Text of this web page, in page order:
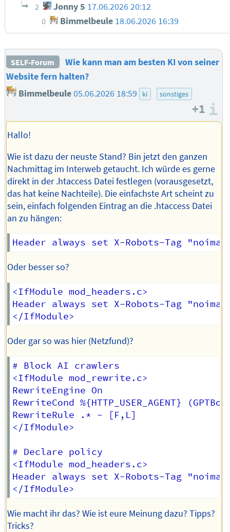
2 Jonny 5 17.06.2026 20:12
0 Bimmelbeule 18.06.2026 16:39
SELF-Forum
Wie kann man am besten KI von seiner
Website fern halten?
Bimmelbeule 05.06.2026 18:59 ki sonstiges
+1
Hallo!
Wie ist dazu der neuste Stand? Bin jetzt den ganzen
Nachmittag im Interweb getaucht. Ich würde es gerne
direkt in der .htaccess Datei festlegen (vorausgesetzt,
das hat keine Nachteile). Die einfachste Art scheint zu
sein, einfach folgenden Eintrag an die .htaccess Datei
an zu hängen:
Oder besser so?
<IfModule mod_headers.c>
Header always set X-Robots-Tag
Oder gar so was hier (Netzfund)?
# Block AI crawlers
<IfModule mod_rewrite.c>
RewriteEngine On
RewriteCond %{HTTP_USER_AGENT}
RewriteRule .* - [F,L]
</IfModule>
# Declare policy
<IfModule mod_headers.c>
Header always set X-Robots-Tag
Wie macht ihr das? Wie ist eure Meinung dazu? Tipps?
Tricks?